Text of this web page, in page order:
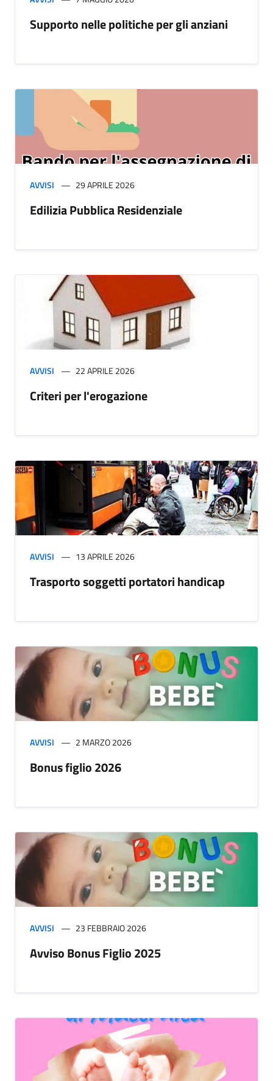
Supporto nelle politiche per gli anziani
AVVISI 29 APRILE 2026
Edilizia Pubblica Residenziale
AVVISI 22 APRILE 2026
Criteri per l'erogazione
AVVISI 13 APRILE 2026
Trasporto soggetti portatori handicap
AVVISI 2 MARZO 2026
Bonus figlio 2026
AVVISI 23 FEBBRAIO 2026
Avviso Bonus Figlio 2025